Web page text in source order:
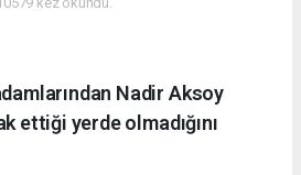
Nadir Aksoy
ettiği yerde olmadığını